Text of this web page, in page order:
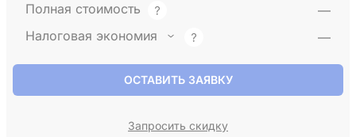
Полная стоимость
—
Налоговая экономия
—
ОСТАВИТЬ ЗАЯВКУ
Запросить скидку